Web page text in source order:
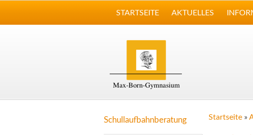
STARTSEITE AKTUELLES
Schullaufbahnberatung Startseite »